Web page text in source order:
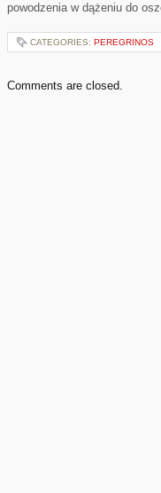
powodzenia w dążeniu ‍do
CATEGORIES: PEREGRINOS
Comments are closed.